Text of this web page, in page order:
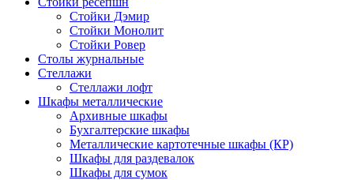
Стойки Дэмир
Стойки Монолит
Стойки Ровер
Столы журнальные
Стеллажи
Стеллажи лофт
Шкафы металлические
Архивные шкафы
Бухгалтерские шкафы
Металлические картотечные шкафы (КР)
Шкафы для раздевалок
Шкафы для сумок